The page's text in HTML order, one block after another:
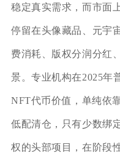
稳定真实需求，而市面
停留在头像藏品、元宇
费消耗、版权分润分红
景。专业机构在2025年
NFT代币价值，单纯依
低配清仓，只有少数绑
权的头部项目，在阶段